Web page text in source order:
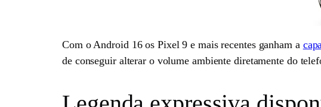
Com o Android 16 os Pixel 9 e mais recentes ganham a
de conseguir alterar o volume ambiente diretamente do